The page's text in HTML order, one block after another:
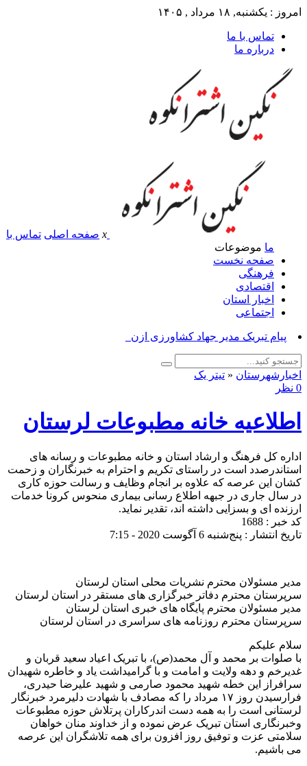
امروز : یکشنبه, ۱۸ مرداد , ۱۴۰۵
تماس با ما
درباره ما
x صفحه اصلی تماس با
ما موضوعات
صفحه نخست
فرهنگی
اقتصادی
اخبار استان
اجتماعی
پیام تبریک مدیر جهاد کشاورزی ازنا به من_
اخبارشهرستان « تیتر یک
0 نظر
اطلاعیه خانه مطبوعات لرستان
اداره کل فرهنگ و ارشاد استان و خانه مطبوعات و رسانه های
استاندرصدد است در راستای تکریم و احترام به خبرنگاران و زحمت
کشان این عرصه که علاوه بر انجام وظایف و رسالت حوزه کاری
در سال جاری در جبهه اطلاع رسانی بیماری منحوس کرونا خدمات
ارزنده ای و بسزایی داشته اند، تقدیر نماید.
کد خبر : 1688
تاریخ انتشار : پنج‌شنبه 6 آگوست 2020 - 7:15
مدیر مسئولان محترم نشریات محلی استان لرستان
سرپرستان محترم دفاتر خبرگزاری های مستقر در استان لرستان
مدیر مسئولان محترم پایگاه های خبری استان لرستان
سرپرستان محترم روزنامه های سراسری در استان لرستان
سلام علیکم
با صلوات بر محمد و آل محمد(ص)، با تبریک اعیاد سعید قربان و
غدیرخم و دهه ولایت و امامت و با گرامیداشت یاد و خاطره شهیدان
سرافراز این خطه شهید محمود صارمی و شهید علیرضا حیدری،
فرارسیدن روز ۱۷ مرداد را که مصادف با شهادت دلیرمرد خبرنگار
لرستانی است را به همه دست اندرکاران پرتلاش حوزه مطبوعات
وخبرنگاری استان تبریک عرض نموده و از خداوند منان خواهان
سلامتی عزت و توفیق روز افزون برای همه تلاشگران این عرصه
می باشیم.